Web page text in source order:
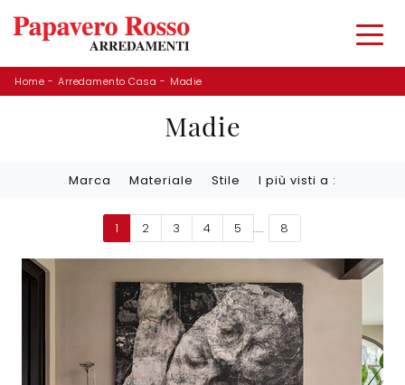
Home - Arredamento Casa - Madie
Madie
Marca Materiale Stile I più visti a :
1 2 3 4 5 .... 8